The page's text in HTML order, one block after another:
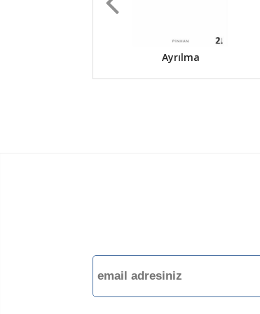
Ayrılma